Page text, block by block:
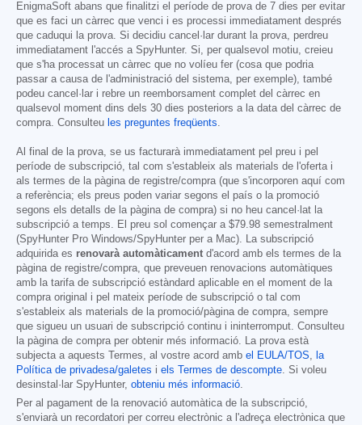
EnigmaSoft abans que finalitzi el període de prova de 7 dies per evitar
que es faci un càrrec que venci i es processi immediatament després
que caduqui la prova. Si decidiu cancel·lar durant la prova, perdreu
immediatament l'accés a SpyHunter. Si, per qualsevol motiu, creieu
que s'ha processat un càrrec que no volíeu fer (cosa que podria
passar a causa de l'administració del sistema, per exemple), també
podeu cancel·lar i rebre un reemborsament complet del càrrec en
qualsevol moment dins dels 30 dies posteriors a la data del càrrec de
compra. Consulteu les preguntes freqüents.
Al final de la prova, se us facturarà immediatament pel preu i pel
període de subscripció, tal com s'estableix als materials de l'oferta i
als termes de la pàgina de registre/compra (que s'incorporen aquí com
a referència; els preus poden variar segons el país o la promoció
segons els detalls de la pàgina de compra) si no heu cancel·lat la
subscripció a temps. El preu sol començar a $79.98 semestralment
(SpyHunter Pro Windows/SpyHunter per a Mac). La subscripció
adquirida es renovarà automàticament d'acord amb els termes de la
pàgina de registre/compra, que preveuen renovacions automàtiques
amb la tarifa de subscripció estàndard aplicable en el moment de la
compra original i pel mateix període de subscripció o tal com
s'estableix als materials de la promoció/pàgina de compra, sempre
que sigueu un usuari de subscripció continu i ininterromput. Consulteu
la pàgina de compra per obtenir més informació. La prova està
subjecta a aquests Termes, al vostre acord amb el EULA/TOS, la
Política de privadesa/galetes i els Termes de descompte. Si voleu
desinstal·lar SpyHunter, obteniu més informació.
Per al pagament de la renovació automàtica de la subscripció,
s'enviarà un recordatori per correu electrònic a l'adreça electrònica que